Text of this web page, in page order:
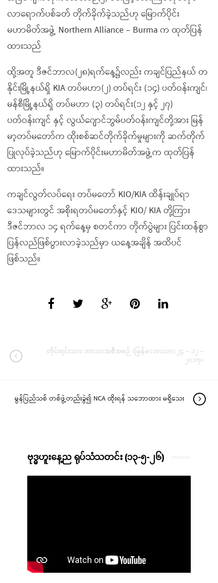
လာရောက်ပစ်ခတ် တိုက်ခိုက်ခဲ့သည်ဟု မြောက်ပိုင်း
မဟာမိတ်အဖွဲ့ Northern Alliance – Burma က ထုတ်ပြန်
ထားသည်
ထို့အတူ ဒီဇင်ဘာလ(၂၈)ရက်နေ့၌လည်း ကချင်ပြည်နယ် တ
နိုင်းမြို့နယ်ရှိ KIA တပ်မဟာ(၂) တပ်ရင်း (၁၄) ပတ်ဝန်းကျင်၊
မန်စီမြို့နယ်ရှိ တပ်မဟာ (၃) တပ်ရင်း(၁၂ နှင့် ၂၇)
ပတ်ဝန်းကျင် နှင့် လွယ်ဂျောင်ဘွမ်ပတ်ဝန်းကျင်တို့အား မြန်
မာ့တပ်မတော်က ထိုးစစ်ဆင်တိုက်ခိုက်မှုများကို ဆက်တိုက်
ပြုလုပ်ခဲ့သည်ဟု မြောက်ပိုင်းမဟာမိတ်အဖွဲ့က ထုတ်ပြန်
ထားသည်။
ကချင်လွတ်လပ်ရေး တပ်မတော် KIO/KIA ထိန်းချုပ်ရာ
ဒေသများတွင် အစိုးရတပ်မတော်နှင့် KIO/ KIA တို့ကြား
ဒီဇင်ဘာလ ၁၄ ရက်နေ့မှ စတင်ကာ တိုက်ပွဲများ ပြင်းထန်စွာ
ပြန်လည်ဖြစ်ပွားလာခဲ့သည်မှာ ယနေ့အချိန် အထိပင်
ဖြစ်သည်။
တိုင်းရင်းသား ဘာသာအစီအစဉ် (မြန်မာဘာသာ) ၂၄ – ၁၂ –
၂၀၁၇။
မွန်ပြည်သစ် တစ်ဖွဲ့တည်းခွဲ၍ NCA ထိုးရန် သဘောထား မရှိသေး
ဗုဒ္ဓဟူးနေ့ည ရုပ်သံသတင်း (၁၃-၅-၂၆)